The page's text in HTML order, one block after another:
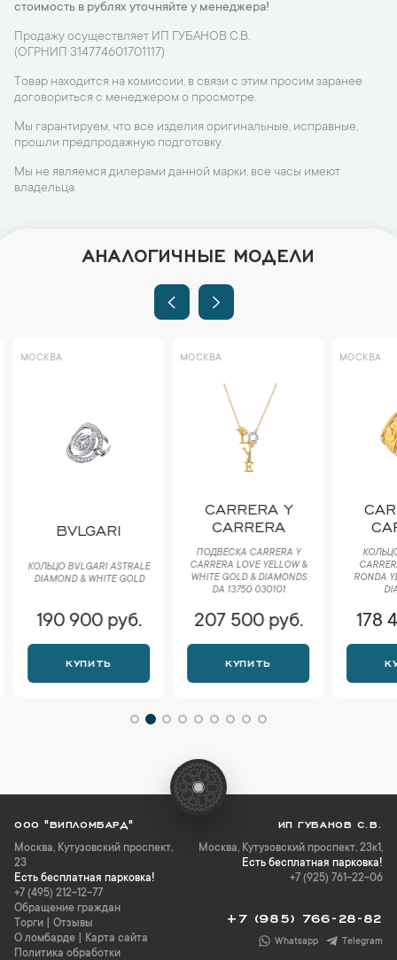
стоимость в рублях уточняйте у менеджера!
Продажу осуществляет ИП ГУБАНОВ С.В.
(ОГРНИП 314774601701117)
Товар находится на комиссии, в связи с этим просим заранее
договориться с менеджером о просмотре.
Мы гарантируем, что все изделия оригинальные, исправные,
прошли предпродажную подготовку.
Мы не являемся дилерами данной марки, все часы имеют
владельца.
АНАЛОГИЧНЫЕ МОДЕЛИ
МОСКВА
BVLGARI
КОЛЬЦО BVLGARI ASTRALE
DIAMOND & WHITE GOLD
190 900 руб.
КУПИТЬ
МОСКВА
CARRERA Y
CARRERA
ПОДВЕСКА CARRERA Y
CARRERA LOVE YELLOW &
WHITE GOLD & DIAMONDS
DA 13750 030101
207 500 руб.
КУПИТЬ
МОСКВА
RONDA
178
ООО "ВИПЛОМБАРД"
Москва, Кутузовский проспект,
23
Есть бесплатная парковка!
+7 (495) 212-12-77
Обращение граждан
Торги
Отзывы
О ломбарде
Карта сайта
Политика обработки
ИП ГУБАНОВ С.В.
Москва, Кутузовский проспект, 23к1,
Есть бесплатная парковка!
+7 (925) 761-22-06
+7 (985) 766-28-82
Whatsapp Telegram